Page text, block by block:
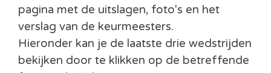
pagina met de uitslagen, foto's en het
verslag van de keurmeesters.
Hieronder kan je de laatste drie wedstrijden
bekijken door te klikken op de betreffende